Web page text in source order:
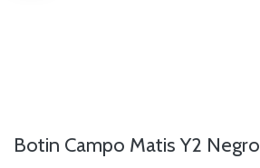
Botin Campo Matis Y2 Negro